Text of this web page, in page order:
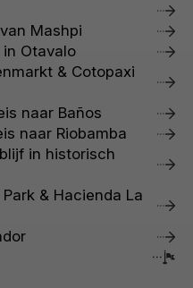
Mashpi
Otavalo
& Cotopaxi
naar Baños
naar Riobamba
in historisch
& Hacienda La